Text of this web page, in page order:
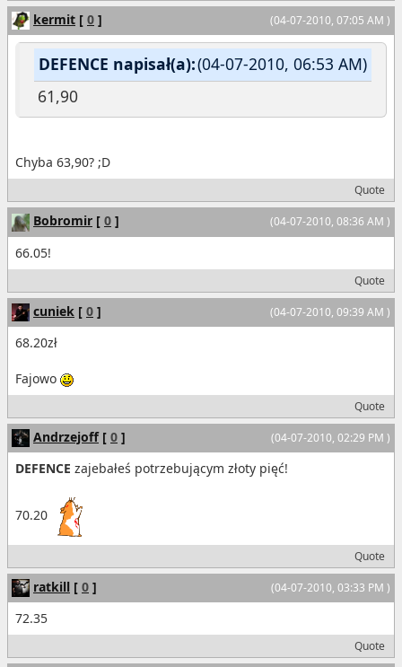
(04-07-2010, 07:05 AM )
kermit [ 0 ]
(04-07-2010, 06:53 AM)
DEFENCE napisał(a):
61,90
Chyba 63,90? ;D
Quote
(04-07-2010, 08:36 AM )
Bobromir [ 0 ]
66.05!
Quote
(04-07-2010, 09:39 AM )
cuniek [ 0 ]
68.20zł
Fajowo
Quote
(04-07-2010, 02:29 PM )
Andrzejoff [ 0 ]
DEFENCE zajebałeś potrzebującym złoty pięć!
70.20
Quote
(04-07-2010, 03:33 PM )
ratkill [ 0 ]
72.35
Quote